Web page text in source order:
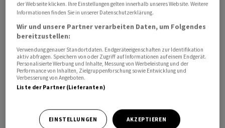
An den Märkten wird eigentlich damit gerechnet, dass
die Fed ihre Geldpolitik auf der nächsten Sitzung noch
etwas langsamer straffen wird als Ende 2022. Schon
damals hat sie das Zinsanhebungstempo von 0,75 auf
0,50 Prozentpunkte heruntergesetzt. Für Anfang
Februar wird aktuell eine Anhebung um 0,25 Punkte
erwartet. Da im Jahresverlauf eine Rezession für
sogar Zinssenkungen erwartet./bgf/jsl/jha/
der Webseite klicken. Ihre Einstellungen gelten innerhalb unseres Website. Weitere
Informationen finden Sie in unserer Datenschutzerklärung.
Wir und unsere Partner verarbeiten Daten, um Folgendes
bereitzustellen:
Verwendung genauer Standortdaten. Endgeräteeigenschaften zur Identifikation
aktiv abfragen. Speichern von oder Zugriff auf Informationen auf einem Endgerät.
Personalisierte Werbung und Inhalte, Messung von Werbeleistung und der
Performance von Inhalten, Zielgruppenforschung sowie Entwicklung und
Verbesserung von Angeboten.
Liste der Partner (Lieferanten)
EINSTELLUNGEN AKZEPTIEREN